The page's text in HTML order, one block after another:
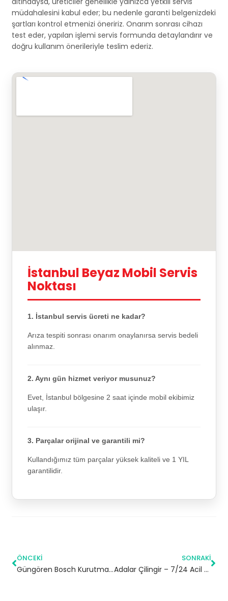
müdahalesini kabul eder; bu nedenle garanti belgenizdeki
şartları kontrol etmenizi öneririz. Onarım sonrası cihazı
test eder, yapılan işlemi servis formunda detaylandırır ve
doğru kullanım önerileriyle teslim ederiz.
İstanbul Beyaz Mobil Servis
Noktası
1. İstanbul servis ücreti ne kadar?
Arıza tespiti sonrası onarım onaylanırsa servis bedeli
alınmaz.
2. Aynı gün hizmet veriyor musunuz?
Evet, İstanbul bölgesine 2 saat içinde mobil ekibimiz
ulaşır.
3. Parçalar orijinal ve garantili mi?
Kullandığımız tüm parçalar yüksek kaliteli ve 1 YIL
garantilidir.
ÖNCEKI
Güngören Bosch Kurutma Makinesi Servisi
SONRAKI
Adalar Çilingir – 7/24 Acil Servis